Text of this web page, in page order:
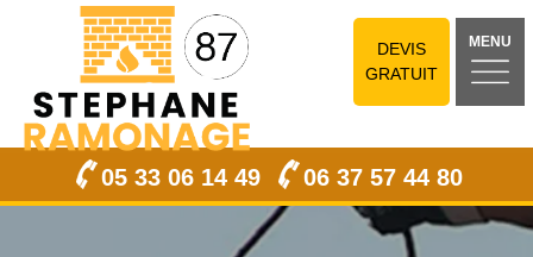
DEVIS
GRATUIT
MENU
05 33 06 14 49 06 37 57 44 80